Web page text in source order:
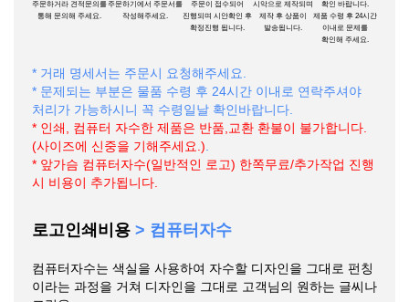
주문하거라 견적문의를
통해 문의해 주세요.
주문하기에서 주문서를
작성해주세요.
주문이 접수되어
진행되며 시안확인 후
확정진행 됩니다.
시악으로 제작되며
제작 후 상품이
발송됩니다.
확인 바랍니다.
제품 수령 후 24시간
이내로 문제를
확인해 주세요.
* 거래 명세서는 주문시 요청해주세요.
* 문제되는 부분은 물품 수령 후 24시간 이내로 연락주셔야
처리가 가능하시니 꼭 수령일날 확인바랍니다.
* 인쇄, 컴퓨터 자수한 제품은 반품,교환 환불이 불가합니다.
(사이즈에 신중을 기해주세요.)
* 앞가슴 컴퓨터자수(일반적인 로고) 한쪽무료/추가작업 진행
시 비용이 추가됩니다.
로고인쇄비용 > 컴퓨터자수
컴퓨터자수는 색실을 사용하여 자수할 디자인을 그대로 펀칭
이라는 과정을 거쳐 디자인을 그대로 고객님의 원하는 글씨나